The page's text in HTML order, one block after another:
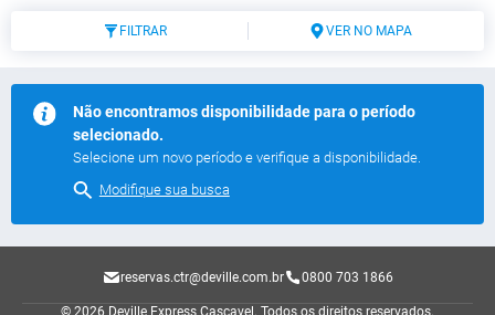
FILTRAR VER NO MAPA
Não encontramos disponibilidade para o período
selecionado.
Selecione um novo período e verifique a disponibilidade.
Modifique sua busca
reservas.ctr@deville.com.br 0800 703 1866
© 2026 Deville Express Cascavel. Todos os direitos reservados.